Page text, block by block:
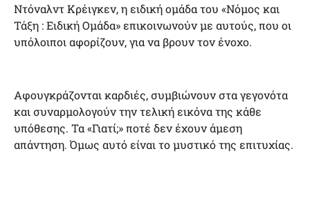
Ντόναλντ Κρέιγκεν, η ειδική ομάδα του «Νόμος και
Τάξη : Ειδική Ομάδα» επικοινωνούν με αυτούς, που οι
υπόλοιποι αφορίζουν, για να βρουν τον ένοχο.
Αφουγκράζονται καρδιές, συμβιώνουν στα γεγονότα
και συναρμολογούν την τελική εικόνα της κάθε
υπόθεσης. Τα «Γιατί;» ποτέ δεν έχουν άμεση
απάντηση. Όμως αυτό είναι το μυστικό της επιτυχίας.